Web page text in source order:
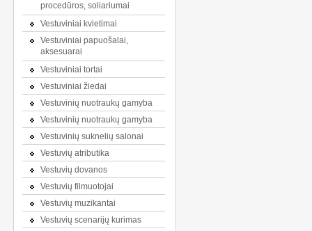
procedūros, soliariumai
Vestuviniai kvietimai
Vestuviniai papuošalai,
aksesuarai
Vestuviniai tortai
Vestuviniai žiedai
Vestuvinių nuotraukų gamyba
Vestuvinių nuotraukų gamyba
Vestuvinių suknelių salonai
Vestuvių atributika
Vestuvių dovanos
Vestuvių filmuotojai
Vestuvių muzikantai
Vestuvių scenarijų kurimas